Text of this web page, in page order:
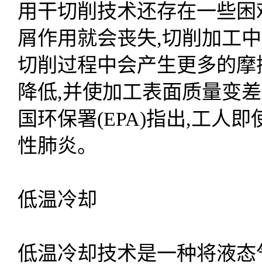
用干切削技术还存在一些
屑作用就会丧失,切削加工
切削过程中会产生更多的
降低,并使加工表面质量变
国环保署(EPA)指出,工人
性肺炎。
低温冷却
低温冷却技术是一种将液